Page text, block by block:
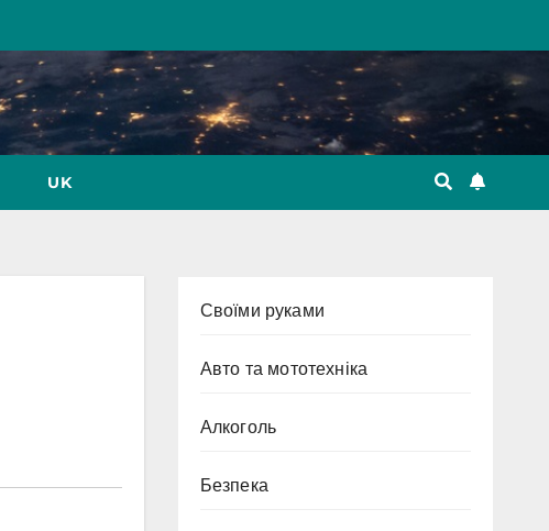
UK
Cвоїми руками
Авто та мототехніка
Алкоголь
Безпека